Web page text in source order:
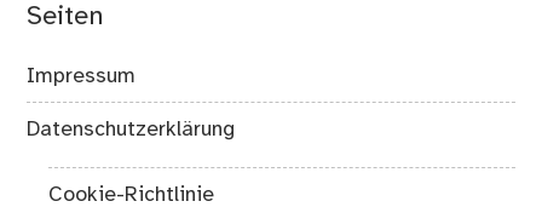
Seiten
Impressum
Datenschutzerklärung
Cookie-Richtlinie